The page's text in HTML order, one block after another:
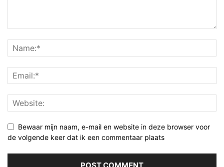
Bewaar mijn naam, e-mail en website in deze browser voor
de volgende keer dat ik een commentaar plaats